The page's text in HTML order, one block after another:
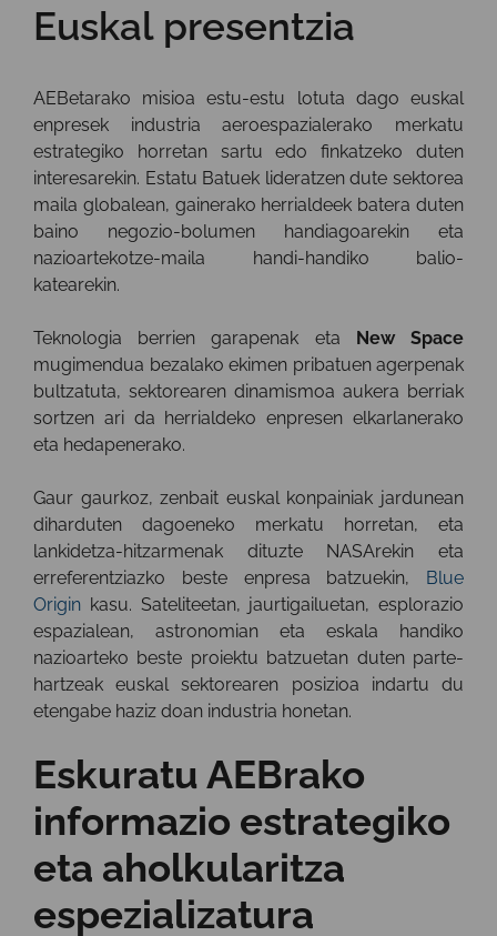
Euskal presentzia
AEBetarako misioa estu-estu lotuta dago euskal
enpresek industria aeroespazialerako merkatu
estrategiko horretan sartu edo finkatzeko duten
interesarekin. Estatu Batuek lideratzen dute sektorea
maila globalean, gainerako herrialdeek batera duten
baino negozio-bolumen handiagoarekin eta
nazioartekotze-maila handi-handiko balio-
katearekin.
Teknologia berrien garapenak eta New Space
mugimendua bezalako ekimen pribatuen agerpenak
bultzatuta, sektorearen dinamismoa aukera berriak
sortzen ari da herrialdeko enpresen elkarlanerako
eta hedapenerako.
Gaur gaurkoz, zenbait euskal konpainiak jardunean
diharduten dagoeneko merkatu horretan, eta
lankidetza-hitzarmenak dituzte NASArekin eta
erreferentziazko beste enpresa batzuekin, Blue
Origin kasu. Sateliteetan, jaurtigailuetan, esplorazio
espazialean, astronomian eta eskala handiko
nazioarteko beste proiektu batzuetan duten parte-
hartzeak euskal sektorearen posizioa indartu du
etengabe haziz doan industria honetan.
Eskuratu AEBrako
informazio estrategiko
eta aholkularitza
espezializatura